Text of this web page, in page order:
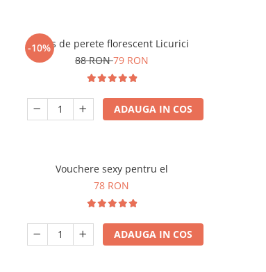
-10%
Ceas de perete florescent Licurici
88 RON79 RON
ADAUGA IN COS
Vouchere sexy pentru el
78 RON
ADAUGA IN COS